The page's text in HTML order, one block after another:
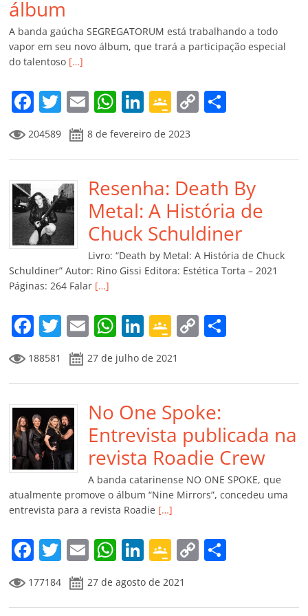
álbum
A banda gaúcha SEGREGATORUM está trabalhando a todo
vapor em seu novo álbum, que trará a participação especial
do talentoso […]
F
a
c
e
b
o
o
k
T
w
itt
er
E
m
ai
l
W
at
s
A
p
p
Li
k
e
dI
n
G
o
o
gl
e
Cl
a
ss
ro
m
C
y
Li
n
k
p
ar
til
h
ar
204589 8 de fevereiro de 2023
Resenha: Death By
Metal: A História de
Chuck Schuldiner
Livro: “Death by Metal: A História de Chuck
Schuldiner” Autor: Rino Gissi Editora: Estética Torta – 2021
Páginas: 264 Falar […]
F
a
c
e
b
o
o
k
T
w
itt
er
E
m
ai
l
W
h
at
s
A
p
p
Li
n
k
e
dI
n
G
o
o
gl
e
Cl
a
ss
ro
o
m
C
y
Li
n
k
p
til
h
ar
188581 27 de julho de 2021
No One Spoke:
Entrevista publicada na
revista Roadie Crew
A banda catarinense NO ONE SPOKE, que
atualmente promove o álbum “Nine Mirrors”, concedeu uma
entrevista para a revista Roadie […]
F
a
c
T
w
itt
E
m
ai
W
at
Li
n
k
G
o
o
C
177184 27 de agosto de 2021